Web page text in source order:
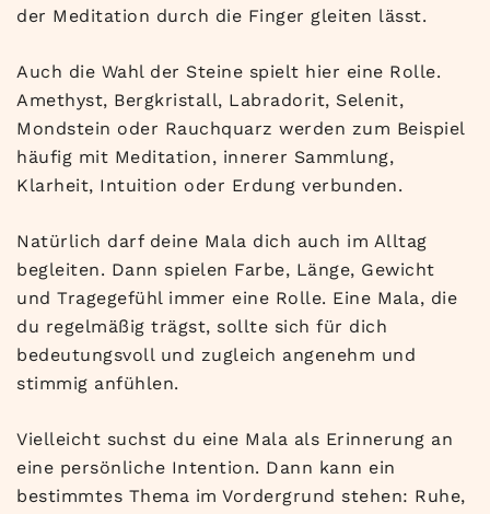
der Meditation durch die Finger gleiten lässt.
Auch die Wahl der Steine spielt hier eine Rolle.
Amethyst, Bergkristall, Labradorit, Selenit,
Mondstein oder Rauchquarz werden zum Beispiel
häufig mit Meditation, innerer Sammlung,
Klarheit, Intuition oder Erdung verbunden.
Natürlich darf deine Mala dich auch im Alltag
begleiten. Dann spielen Farbe, Länge, Gewicht
und Tragegefühl immer eine Rolle. Eine Mala, die
du regelmäßig trägst, sollte sich für dich
bedeutungsvoll und zugleich angenehm und
stimmig anfühlen.
Vielleicht suchst du eine Mala als Erinnerung an
eine persönliche Intention. Dann kann ein
bestimmtes Thema im Vordergrund stehen: Ruhe,